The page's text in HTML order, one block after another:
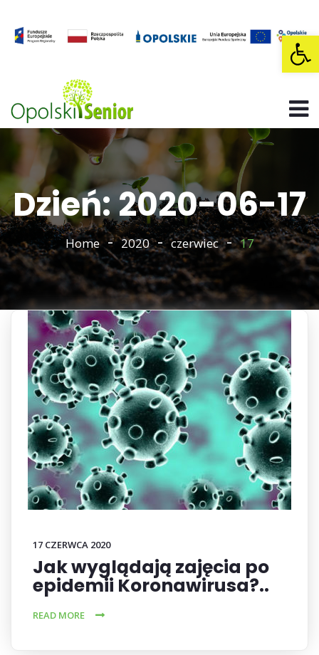
Dzień: 2020-06-17
Home 2020 czerwiec 17
17 CZERWCA 2020
Jak wyglądają zajęcia po
epidemii Koronawirusa?..
READ MORE